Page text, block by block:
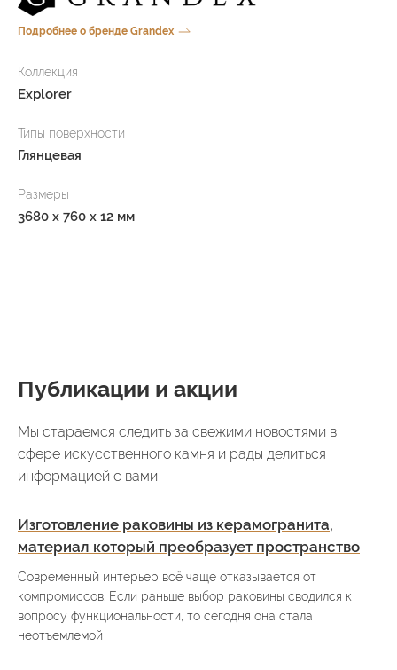
Подробнее о бренде Grandex
Коллекция
Explorer
Типы поверхности
Глянцевая
Размеры
3680 х 760 х 12 мм
Публикации и акции
Мы стараемся следить за свежими новостями в
сфере искусственного камня и рады делиться
информацией с вами
Изготовление раковины из керамогранита,
материал который преобразует пространство
Современный интерьер всё чаще отказывается от
компромиссов. Если раньше выбор раковины сводился к
вопросу функциональности, то сегодня она стала
неотъемлемой